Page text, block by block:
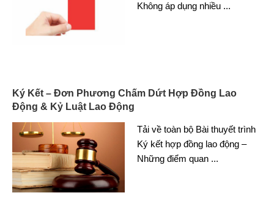
Không áp dụng nhiều ...
Ký Kết – Đơn Phương Chấm Dứt Hợp Đồng Lao
Động & Kỷ Luật Lao Động
Tải về toàn bộ Bài thuyết trình
Ký kết hợp đồng lao động –
Những điểm quan ...